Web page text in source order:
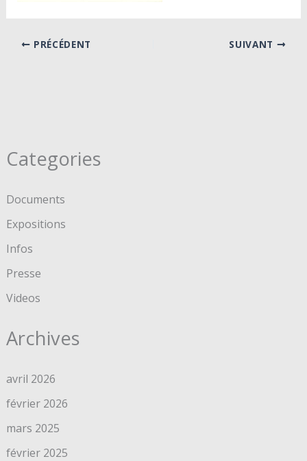
Categories
Documents
Expositions
Infos
Presse
Videos
Archives
avril 2026
février 2026
mars 2025
février 2025
PRÉCÉDENT SUIVANT